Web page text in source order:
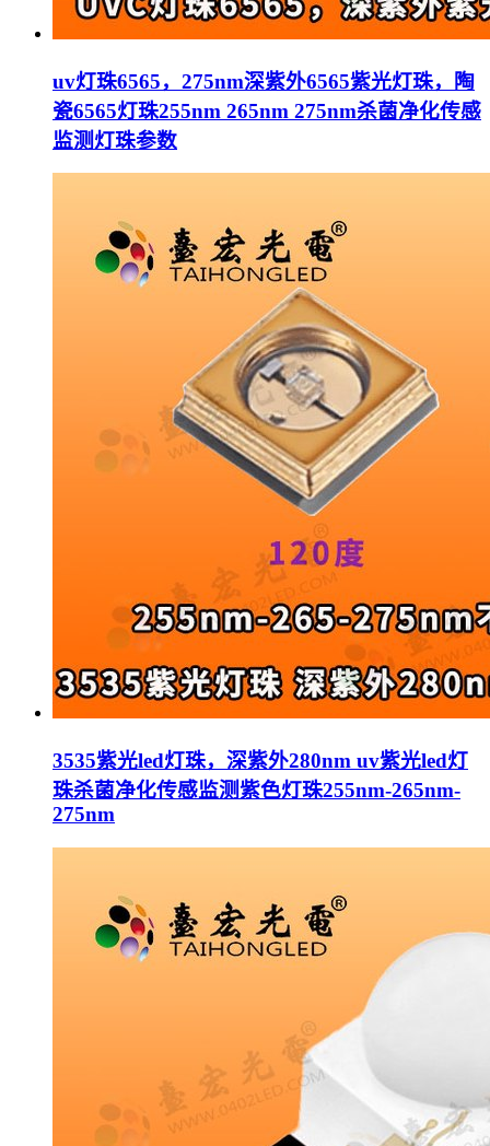
uv灯珠6565，275nm深紫外6565紫光灯珠，陶
瓷6565灯珠255nm 265nm 275nm杀菌净化传感
监测灯珠参数
3535紫光led灯珠，深紫外280nm uv紫光led灯
珠杀菌净化传感监测紫色灯珠255nm-265nm-
275nm